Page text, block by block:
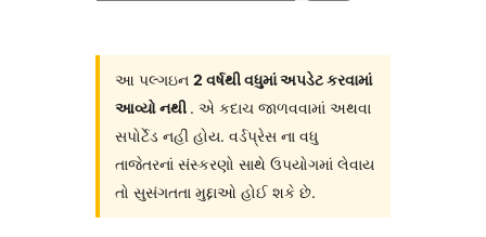
આ પલ્ગઇન 2 વર્ષથી વધુમાં અપડેટ કરવામાં
આવ્યો નથી . એ કદાચ જાળવવામાં અથવા
સપોર્ટેડ નહી હોય. વર્ડપ્રેસ ના વધુ
તાજેતરનાં સંસ્કરણો સાથે ઉપયોગમાં લેવાય
તો સુસંગતતા મુદ્દાઓ હોઈ શકે છે.